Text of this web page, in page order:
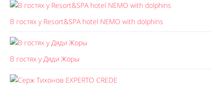
В гостях у Resort&SPA hotel NEMO with dolphins
В гостях у Дяди Жоры